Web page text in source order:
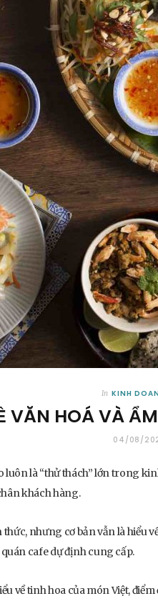
In KINH
VĂN HOÁ VÀ
04/08/
là “thử thách” lớn trong
khách hàng.
nhưng cơ bản vẫn là hiểu
cafe dự định cung cấp.
về tinh hoa của món Việt,